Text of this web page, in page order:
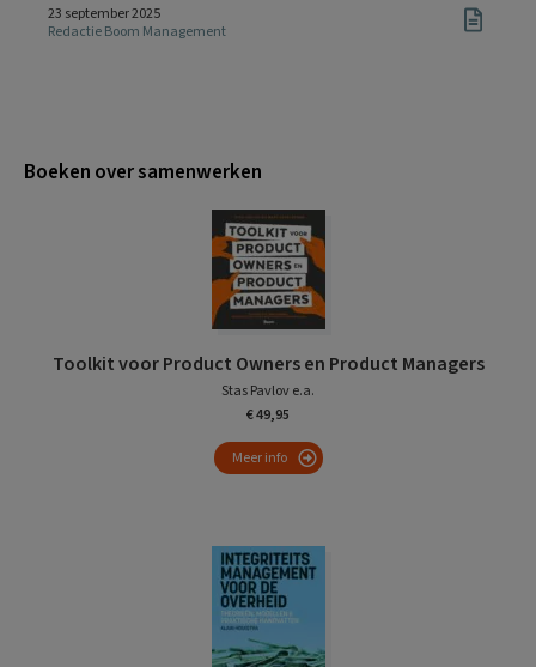
23 september 2025
Redactie Boom Management
Boeken over samenwerken
Toolkit voor Product Owners en Product Managers
Stas Pavlov e.a.
€ 49,95
Meer info